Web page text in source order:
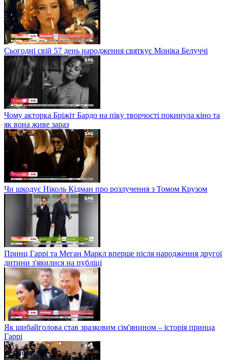
Сьогодні свій 57 день народження святкує Моніка Белуччі
Чому акторка Бріжіт Бардо на піку творчості покинула кіно та
як вона живе зараз
Чи шкодує Ніколь Кідман про розлучення з Томом Крузом
Принц Гаррі та Меган Маркл вперше після народження другої
дитини з'явилися на публіці
Як шибайголова став зразковим сім'янином – історія принца
Гаррі